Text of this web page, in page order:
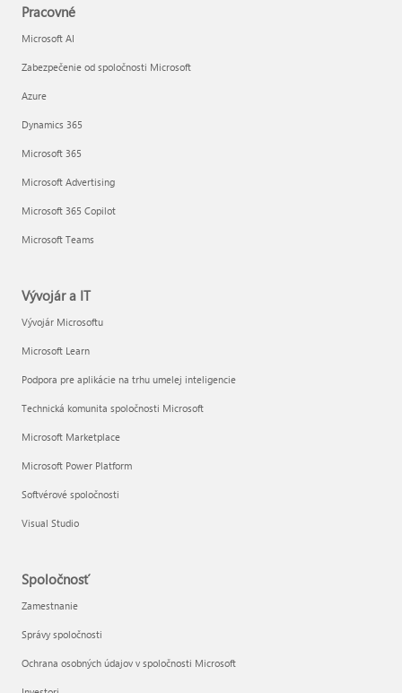
Pracovné
Microsoft AI
Zabezpečenie od spoločnosti Microsoft
Azure
Dynamics 365
Microsoft 365
Microsoft Advertising
Microsoft 365 Copilot
Microsoft Teams
Vývojár a IT
Vývojár Microsoftu
Microsoft Learn
Podpora pre aplikácie na trhu umelej inteligencie
Technická komunita spoločnosti Microsoft
Microsoft Marketplace
Microsoft Power Platform
Softvérové spoločnosti
Visual Studio
Spoločnosť
Zamestnanie
Správy spoločnosti
Ochrana osobných údajov v spoločnosti Microsoft